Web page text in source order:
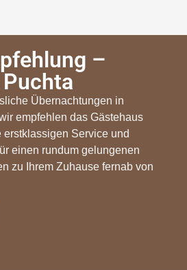
–
Übernachtungen in
empfehlen das Gästehaus
Service und
einen rundum gelungenen
zu Ihrem Zuhause fernab von